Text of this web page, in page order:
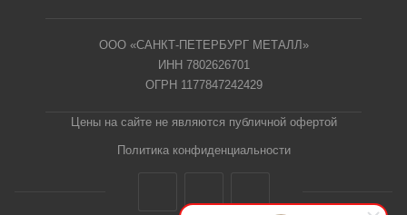
ООО «САНКТ-ПЕТЕРБУРГ МЕТАЛЛ»
ИНН 7802626701
ОГРН 1177847242429
Цены на сайте не являются публичной офертой
Политика конфиденциальности